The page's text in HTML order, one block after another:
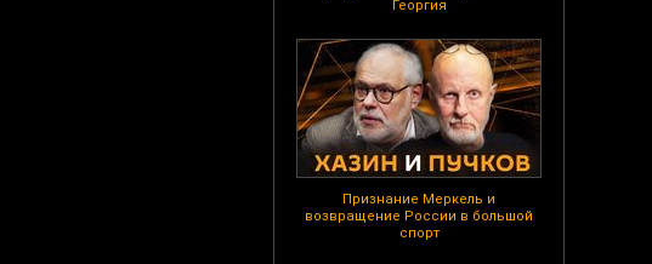
Георгия
Признание Меркель и
возвращение России в большой
спорт